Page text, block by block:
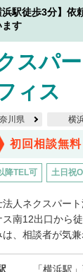
浜駅徒歩3分】
ます
スパ
ィス
川県 横
初回相談無料
降TEL可 土日祝
法人ネクスパー
ス南12出口から
は、相談者が気
「横浜駅